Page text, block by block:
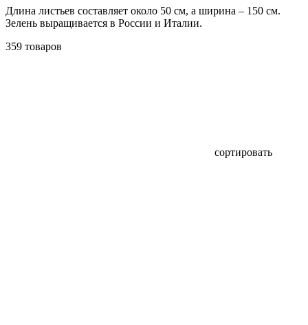
Длина листьев составляет около 50 см, а ширина – 150 см.
Зелень выращивается в России и Италии.
359 товаров
сортировать